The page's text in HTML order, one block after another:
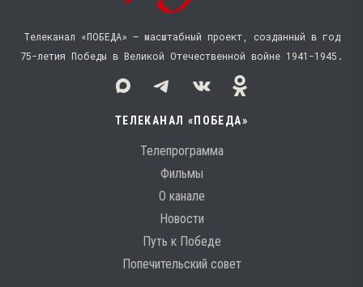
Телеканал «ПОБЕДА» — масштабный проект, созданный в год
75-летия Победы в Великой Отечественной войне 1941−1945.
ТЕЛЕКАНАЛ «ПОБЕДА»
Телепрограмма
Фильмы
О канале
Новости
Путь к Победе
Попечительский совет